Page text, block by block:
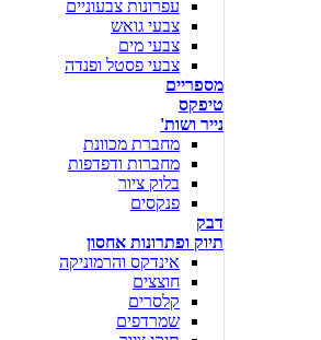
עפרונות צבעוניים
צבעי גואש
צבעי מים
צבעי פסטל ופנדה
מספריים
טיפקס
נייר ושות'
מחברת מכוונת
מחברות ודפדפות
בלוק ציור
פנקסים
דבק
תיוק ופתרונות אחסון
אינדקס והרמוניקה
חוצצים
קלסרים
שמרדפים